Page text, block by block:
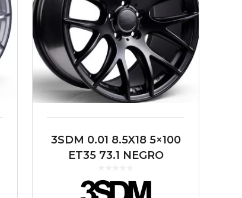
3SDM 0.01 8.5X18 5×100
ET35 73.1 NEGRO